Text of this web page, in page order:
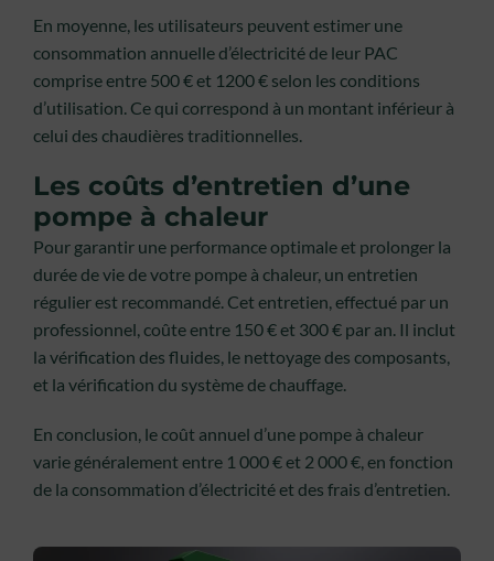
En moyenne, les utilisateurs peuvent estimer une
consommation annuelle d’électricité de leur PAC
comprise entre 500 € et 1200 € selon les conditions
d’utilisation. Ce qui correspond à un montant inférieur à
celui des chaudières traditionnelles.
Les coûts d’entretien d’une
pompe à chaleur
Pour garantir une performance optimale et prolonger la
durée de vie de votre pompe à chaleur, un entretien
régulier est recommandé. Cet entretien, effectué par un
professionnel, coûte entre 150 € et 300 € par an. Il inclut
la vérification des fluides, le nettoyage des composants,
et la vérification du système de chauffage.
En conclusion, le coût annuel d’une pompe à chaleur
varie généralement entre 1 000 € et 2 000 €, en fonction
de la consommation d’électricité et des frais d’entretien.